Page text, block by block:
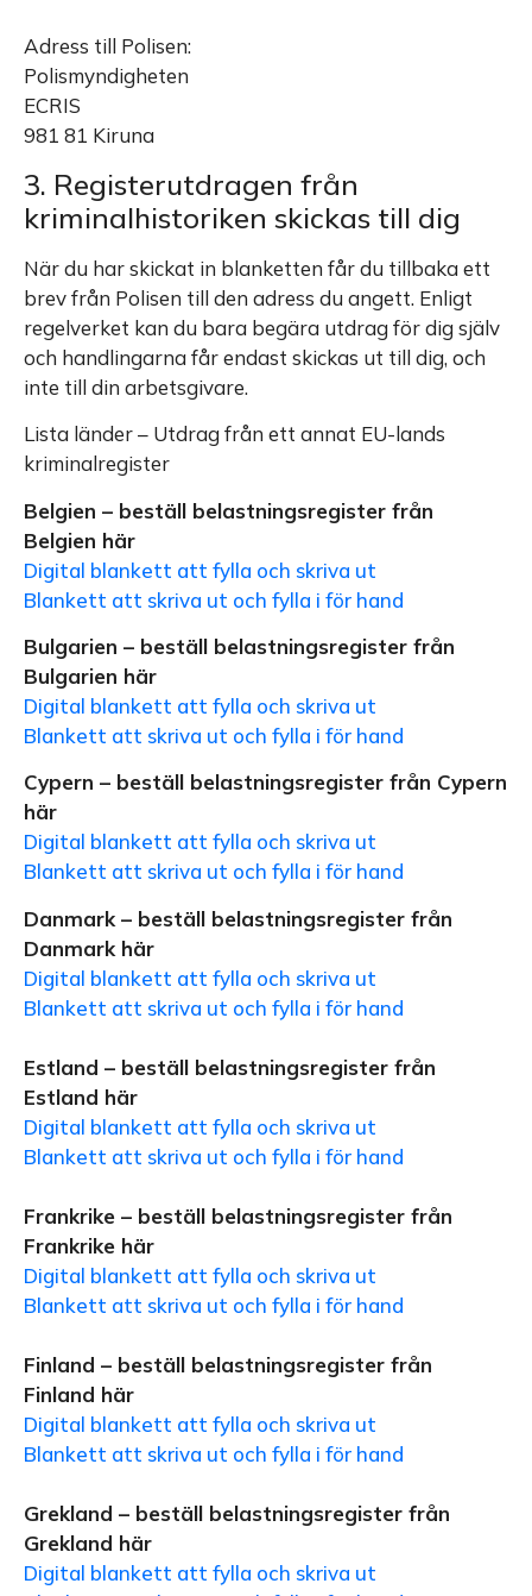
Adress till Polisen:
Polismyndigheten
ECRIS
981 81 Kiruna
3. Registerutdragen från
kriminalhistoriken skickas till dig
När du har skickat in blanketten får du tillbaka ett
brev från Polisen till den adress du angett. Enligt
regelverket kan du bara begära utdrag för dig själv
och handlingarna får endast skickas ut till dig, och
inte till din arbetsgivare.
Lista länder – Utdrag från ett annat EU-lands
kriminalregister
Belgien – beställ belastningsregister från
Belgien här
Digital blankett att fylla och skriva ut
Blankett att skriva ut och fylla i för hand
Bulgarien – beställ belastningsregister från
Bulgarien här
Digital blankett att fylla och skriva ut
Blankett att skriva ut och fylla i för hand
Cypern – beställ belastningsregister från Cypern
här
Digital blankett att fylla och skriva ut
Blankett att skriva ut och fylla i för hand
Danmark – beställ belastningsregister från
Danmark här
Digital blankett att fylla och skriva ut
Blankett att skriva ut och fylla i för hand
Estland – beställ belastningsregister från
Estland här
Digital blankett att fylla och skriva ut
Blankett att skriva ut och fylla i för hand
Frankrike – beställ belastningsregister från
Frankrike här
Digital blankett att fylla och skriva ut
Blankett att skriva ut och fylla i för hand
Finland – beställ belastningsregister från
Finland här
Digital blankett att fylla och skriva ut
Blankett att skriva ut och fylla i för hand
Grekland – beställ belastningsregister från
Grekland här
Digital blankett att fylla och skriva ut